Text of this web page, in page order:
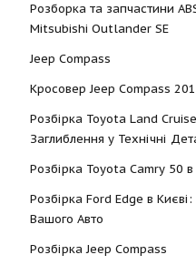
Розборка та запчастини
Mitsubishi Outlander SE
Jeep Compass
Кросовер Jeep Compass
Розбірка Toyota Land
Заглиблення у Технічні
Розбірка Toyota Camry 50
Розбірка Ford Edge в
Вашого Авто
Розбірка Jeep Compass